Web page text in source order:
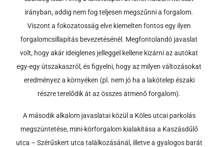
irányban, addig nem fog teljesen megszűnni a forgalom.
Viszont a fokozatosság elve kiemelten fontos egy ilyen
forgalomcsillapítás bevezetésénél. Megfontolandó javaslat
volt, hogy akár ideiglenes jelleggel kellene kizárni az autókat
egy-egy útszakaszról, és figyelni, hogy az milyen változásokat
eredményez a környéken (pl. nem jó ha a lakótelep északi
részre terelődik át az összes átmenő forgalom).
A második alkalom javaslatai közül a Köles utcai parkolás
megszüntetése, mini-körforgalom kialakítása a Kaszásdűlő
utca – Szérűskert utca találkozásánál, illetve a gyalogos barát